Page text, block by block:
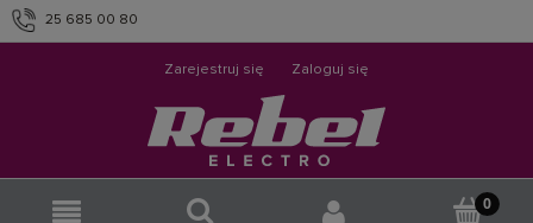
25 685 00 80
info@rebelelectro.com
Zarejestruj się Zaloguj się